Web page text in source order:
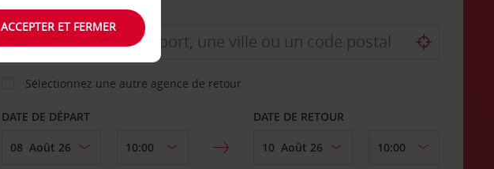
AGENCE DE DÉPART
Sélectionnez une autre agence de retour
DATE DE DÉPART DATE DE RETOUR
ACCEPTER ET FERMER